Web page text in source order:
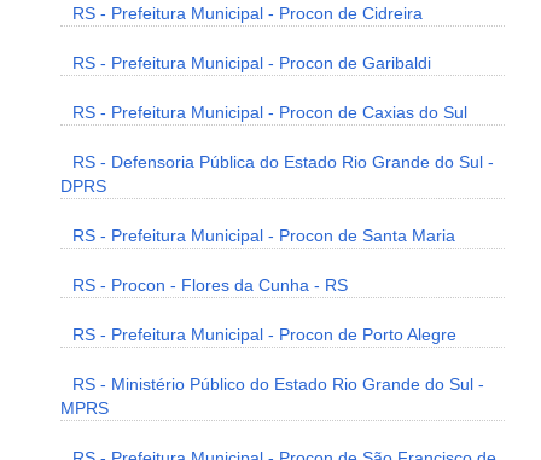
RS - Prefeitura Municipal - Procon de Cidreira
RS - Prefeitura Municipal - Procon de Garibaldi
RS - Prefeitura Municipal - Procon de Caxias do Sul
RS - Defensoria Pública do Estado Rio Grande do Sul -
DPRS
RS - Prefeitura Municipal - Procon de Santa Maria
RS - Procon - Flores da Cunha - RS
RS - Prefeitura Municipal - Procon de Porto Alegre
RS - Ministério Público do Estado Rio Grande do Sul -
MPRS